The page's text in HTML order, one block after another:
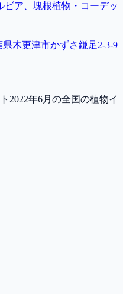
ビア、塊根植物・コーデッ
木更津市かずさ鎌足2-3-9
2022年6月の全国の植物イ